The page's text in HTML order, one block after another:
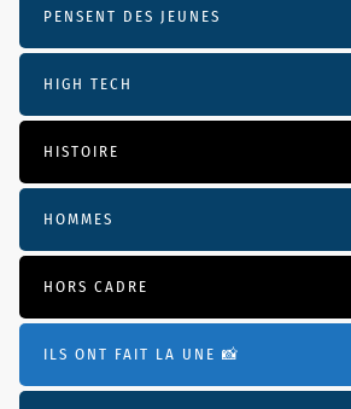
PENSENT DES JEUNES
HIGH TECH
HISTOIRE
HOMMES
HORS CADRE
ILS ONT FAIT LA UNE 📸